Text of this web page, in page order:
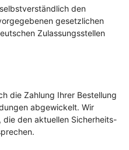
den
gesetzlichen
Zulassungsstellen
die Zahlung Ihrer Bestellung
abgewickelt. Wir
den aktuellen Sicherheits-